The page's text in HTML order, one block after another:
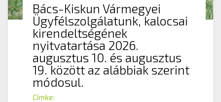
Bács-Kiskun Vármegyei
Ügyfélszolgálatunk, kalocsai
kirendeltségének
nyitvatartása 2026.
augusztus 10. és augusztus
19. között az alábbiak szerint
módosul.
Címke: